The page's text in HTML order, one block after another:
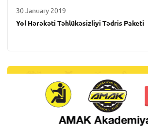
30 January 2019
Yol Hərəkəti Təhlükəsizliyi Tədris Paketi